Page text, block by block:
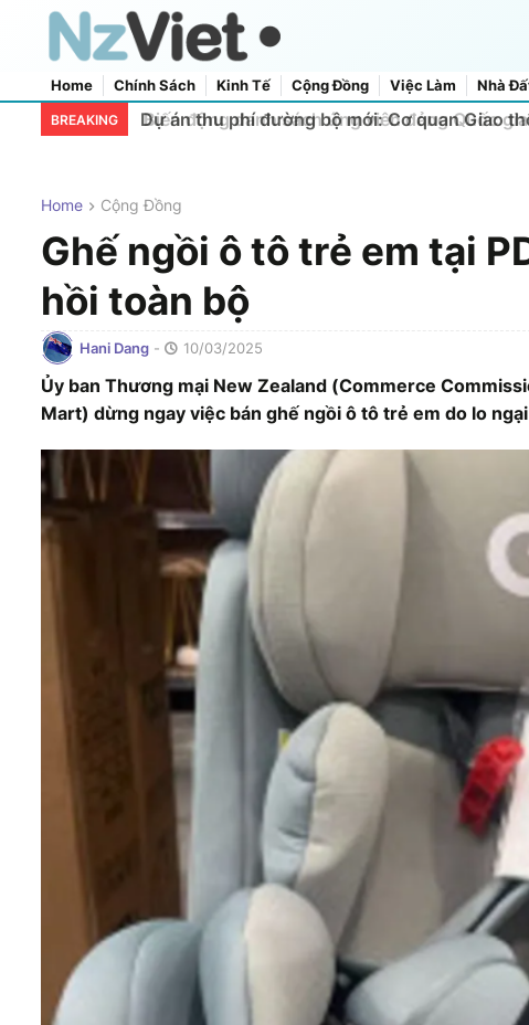
Home Chính Sách Kinh Tế Cộng Đồng Việc Làm Nhà
Home About Us
Contact Us
BREAKING
Dự án thu phí đường bộ mới: Cơ quan Giao
Home Cộng Đồng
Ghế ngồi ô tô trẻ em tại
hồi toàn bộ
Hani Dang - 10/03/2025
Ủy ban Thương mại New Zealand (Commerce
Mart) dừng ngay việc bán ghế ngồi ô tô trẻ em do lo